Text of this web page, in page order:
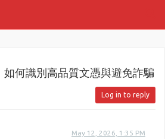
如何識別高品質文憑與避免詐騙
Log in to reply
May 12, 2026, 1:35 PM